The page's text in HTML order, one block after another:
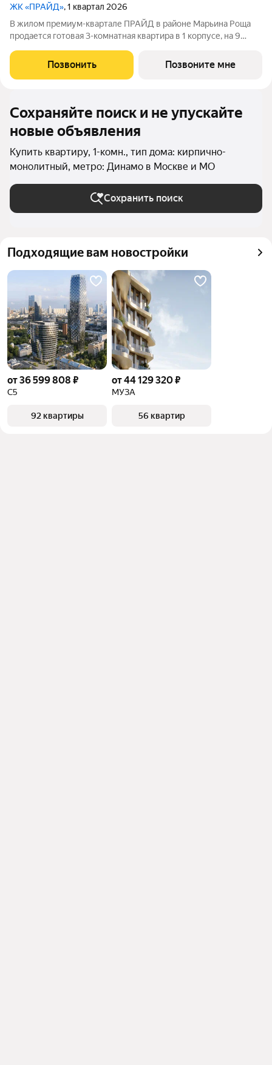
ЖК «ПРАЙД», 1 квартал 2026
В жилом премиум-квартале ПРАЙД в районе Марьина Роща
продается готовая 3-комнатная квартира в 1 корпусе, на 9
PIONEER. Ключи в 2026 году. Площадь комнат: кухня-
Позвонить Позвоните мне
Сохраняйте поиск и не упускайте
новые объявления
Купить квартиру, 1-комн., тип дома: кирпично-
монолитный, метро: Динамо в Москве и МО
Сохранить поиск
Подходящие вам новостройки
от 36 599 808 ₽
С5
92 квартиры
от 44 129 320 ₽
МУЗА
56 квартир